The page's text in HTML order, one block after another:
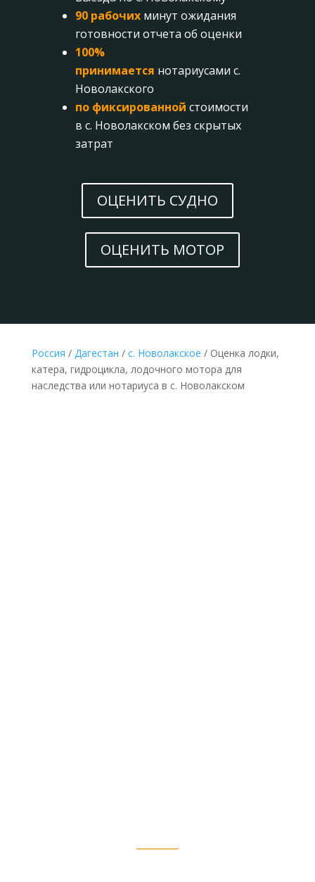
90 рабочихминут ожидания
готовности отчета об оценки
100%
принимается нотариусами с.
Новолакского
по фиксированной стоимости
в с. Новолакском без скрытых
затрат
ОЦЕНИТЬ СУДНО
ОЦЕНИТЬ МОТОР
Россия / Дагестан / с. Новолакское / Оценка лодки,
катера, гидроцикла, лодочного мотора для
наследства или нотариуса в с. Новолакском